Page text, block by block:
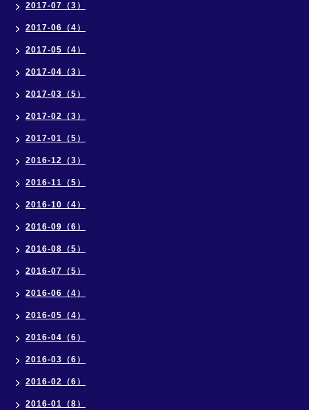
2017-07（3）
2017-06（4）
2017-05（4）
2017-04（3）
2017-03（5）
2017-02（3）
2017-01（5）
2016-12（3）
2016-11（5）
2016-10（4）
2016-09（6）
2016-08（5）
2016-07（5）
2016-06（4）
2016-05（4）
2016-04（6）
2016-03（6）
2016-02（6）
2016-01（8）